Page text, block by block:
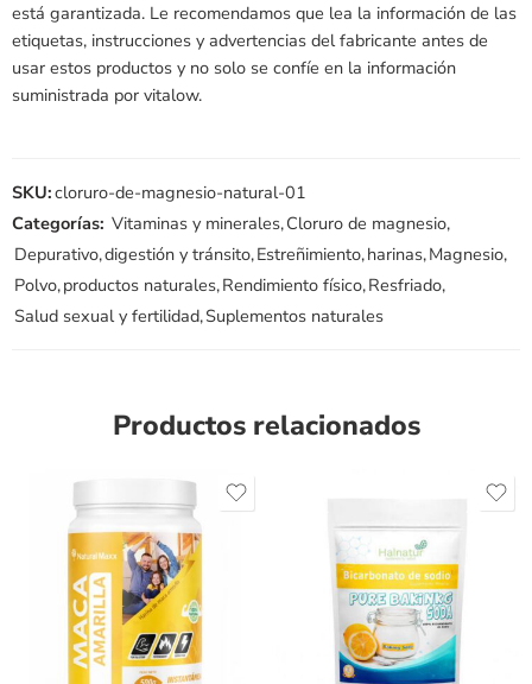
está garantizada. Le recomendamos que lea la información de las
etiquetas, instrucciones y advertencias del fabricante antes de
usar estos productos y no solo se confíe en la información
suministrada por vitalow.
SKU:cloruro-de-magnesio-natural-01
Categorías: Vitaminas y minerales,Cloruro de magnesio,
Depurativo,digestión y tránsito,Estreñimiento,harinas,Magnesio,
Polvo,productos naturales,Rendimiento físico,Resfriado,
Salud sexual y fertilidad,Suplementos naturales
Productos relacionados
Peso1kg
Peso: 250gr